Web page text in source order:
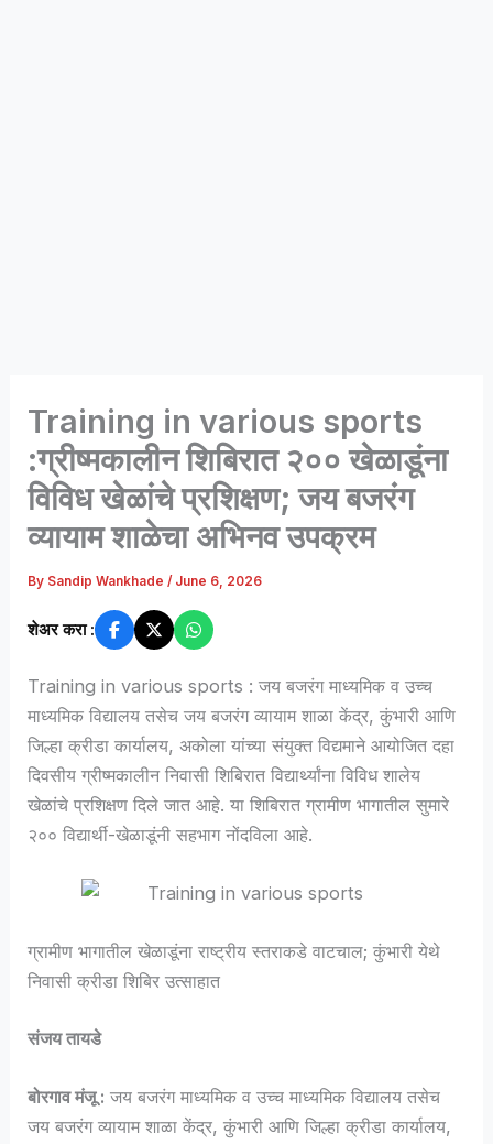
Training in various sports
:ग्रीष्मकालीन शिबिरात २०० खेळाडूंना
विविध खेळांचे प्रशिक्षण; जय बजरंग
व्यायाम शाळेचा अभिनव उपक्रम
By Sandip Wankhade/ June 6, 2026
शेअर करा :
Training in various sports : जय बजरंग माध्यमिक व उच्च
माध्यमिक विद्यालय तसेच जय बजरंग व्यायाम शाळा केंद्र, कुंभारी आणि
जिल्हा क्रीडा कार्यालय, अकोला यांच्या संयुक्त विद्यमाने आयोजित दहा
दिवसीय ग्रीष्मकालीन निवासी शिबिरात विद्यार्थ्यांना विविध शालेय
खेळांचे प्रशिक्षण दिले जात आहे. या शिबिरात ग्रामीण भागातील सुमारे
२०० विद्यार्थी-खेळाडूंनी सहभाग नोंदविला आहे.
ग्रामीण भागातील खेळाडूंना राष्ट्रीय स्तराकडे वाटचाल; कुंभारी येथे
निवासी क्रीडा शिबिर उत्साहात
संजय तायडे
बोरगाव मंजू : जय बजरंग माध्यमिक व उच्च माध्यमिक विद्यालय तसेच
जय बजरंग व्यायाम शाळा केंद्र, कुंभारी आणि जिल्हा क्रीडा कार्यालय,